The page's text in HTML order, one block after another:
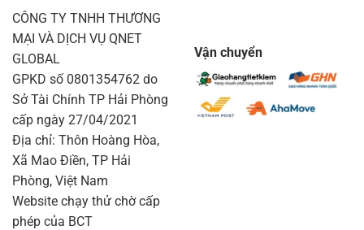
CÔNG TY TNHH THƯƠNG
MẠI VÀ DỊCH VỤ QNET
GLOBAL
GPKD số 0801354762 do
Sở Tài Chính TP Hải Phòng
cấp ngày 27/04/2021
Địa chỉ: Thôn Hoàng Hòa,
Xã Mao Điền, TP Hải
Phòng, Việt Nam
Website chạy thử chờ cấp
phép của BCT
Vận chuyển